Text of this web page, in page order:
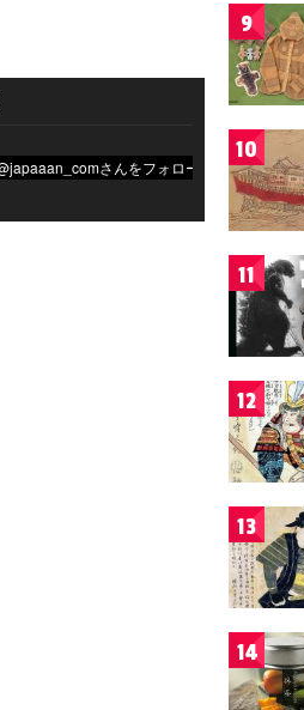
9
10
11
12
13
14